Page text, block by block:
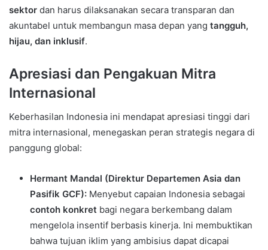
sektor dan harus dilaksanakan secara transparan dan
akuntabel untuk membangun masa depan yang tangguh,
hijau, dan inklusif.
Apresiasi dan Pengakuan Mitra
Internasional
Keberhasilan Indonesia ini mendapat apresiasi tinggi dari
mitra internasional, menegaskan peran strategis negara di
panggung global:
Hermant Mandal (Direktur Departemen Asia dan
Pasifik GCF): Menyebut capaian Indonesia sebagai
contoh konkret bagi negara berkembang dalam
mengelola insentif berbasis kinerja. Ini membuktikan
bahwa tujuan iklim yang ambisius dapat dicapai